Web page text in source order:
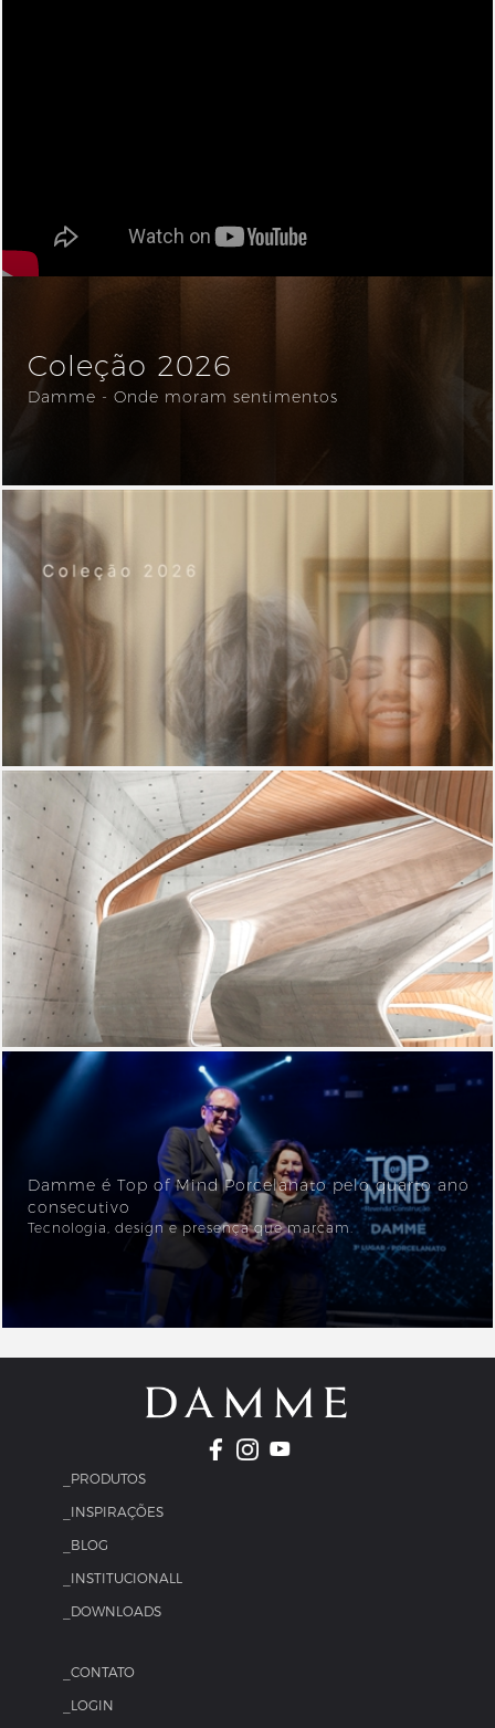
Coleção 2026
Damme - Onde moram sentimentos
Damme é Top of Mind Porcelanato pelo quarto ano
consecutivo
Tecnologia, design e presença que marcam.
_PRODUTOS
_INSPIRAÇÕES
_BLOG
_INSTITUCIONALL
_DOWNLOADS
_CONTATO
_LOGIN